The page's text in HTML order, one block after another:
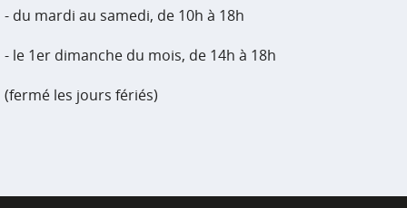
- du mardi au samedi, de 10h à 18h
- le 1er dimanche du mois, de 14h à 18h
(fermé les jours fériés)